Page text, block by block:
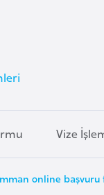
Vize
online başvuru